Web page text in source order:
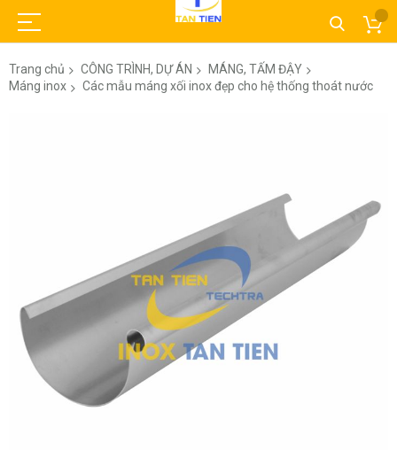
Trang chủ CÔNG TRÌNH, DỰ ÁN
MÁNG, TẤM ĐẬY
Máng inox
Các mẫu máng xối inox đẹp cho hệ thống thoát nước